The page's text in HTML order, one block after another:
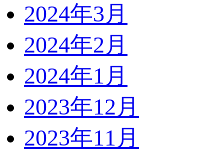
2024年3月
2024年2月
2024年1月
2023年12月
2023年11月